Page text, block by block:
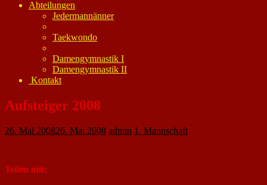
Abteilungen
Jedermannänner
Taekwondo
Damengymnastik I
Damengymnastik II
Kontakt
Aufsteiger 2008
26. Mai 200826. Mai 2008 admin 1. Mannschaft
Teilen mit: